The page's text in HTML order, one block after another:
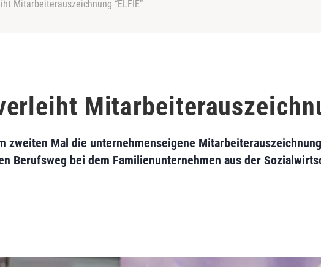
Mitarbeiterauszeichnung “ELFIE”
zweiten Mal die unternehmenseigene
Berufsweg bei dem Familienunternehmen aus der